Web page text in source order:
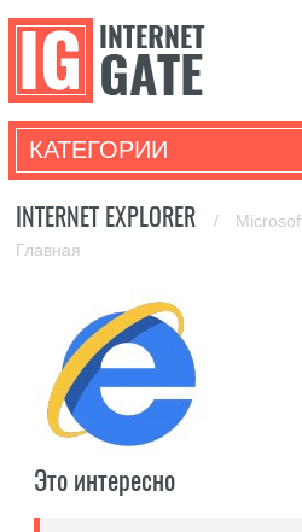
КАТЕГОРИИ
INTERNET EXPLORER /
Главная
Это интересно